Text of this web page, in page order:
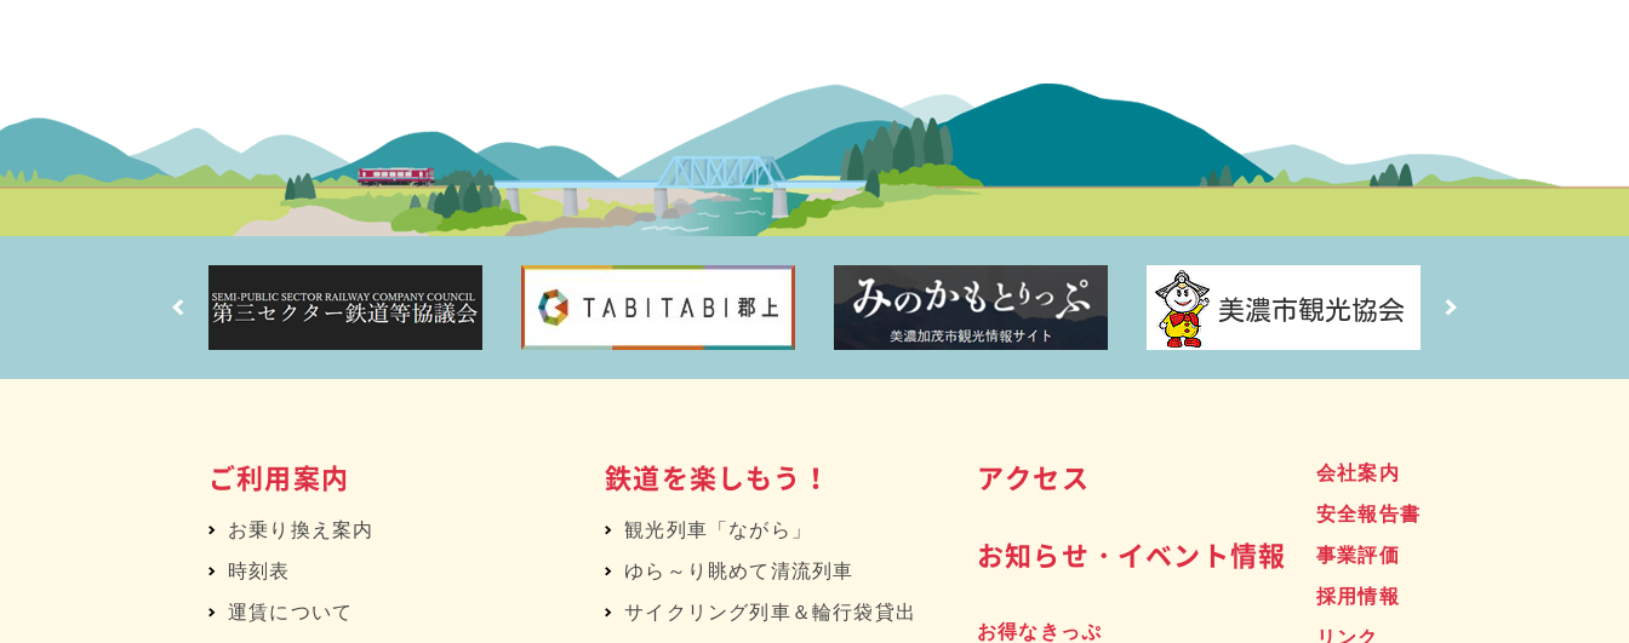
ご利用案内
お乗り換え案内
時刻表
運賃について
鉄道を楽しもう！
観光列車「ながら」
ゆら～り眺めて清流列車
サイクリング列車＆輪行袋貸出
アクセス
お知らせ・イベント情報
お得なきっぷ
会社案内
安全報告書
事業評価
採用情報
リンク